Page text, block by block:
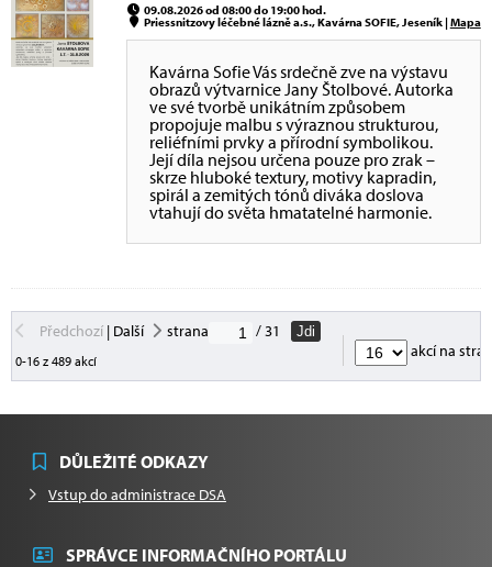
09.08.2026 od 08:00 do 19:00 hod.
Priessnitzovy léčebné lázně a.s., Kavárna SOFIE, Jeseník |Mapa
Kavárna Sofie Vás srdečně zve na výstavu
obrazů výtvarnice Jany Štolbové. Autorka
ve své tvorbě unikátním způsobem
propojuje malbu s výraznou strukturou,
reliéfními prvky a přírodní symbolikou.
Její díla nejsou určena pouze pro zrak –
skrze hluboké textury, motivy kapradin,
spirál a zemitých tónů diváka doslova
vtahují do světa hmatatelné harmonie.
Předchozí| Další strana / 31
Jdi
0-16 z 489 akcí
akcí na
DŮLEŽITÉ ODKAZY
Vstup do administrace DSA
SPRÁVCE INFORMAČNÍHO PORTÁLU